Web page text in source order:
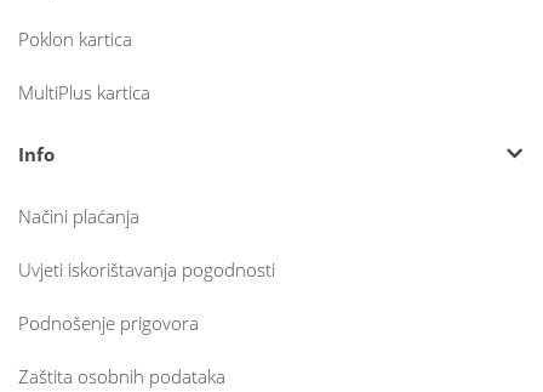
Poklon kartica
MultiPlus kartica
Info
Načini plaćanja
Uvjeti iskorištavanja pogodnosti
Podnošenje prigovora
Zaštita osobnih podataka